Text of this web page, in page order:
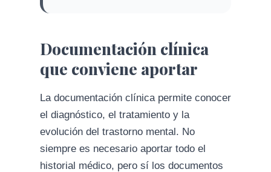
Documentación clínica
que conviene aportar
La documentación clínica permite conocer
el diagnóstico, el tratamiento y la
evolución del trastorno mental. No
siempre es necesario aportar todo el
historial médico, pero sí los documentos